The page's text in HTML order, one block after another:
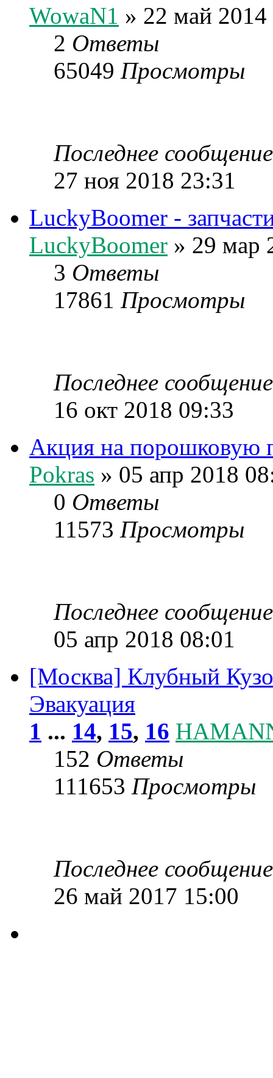
WowaN1 » 22 май
2 Ответы
65049 Просмотры
Последнее
27 ноя 2018 23:31
LuckyBoomer -
LuckyBoomer » 29 мар
3 Ответы
17861 Просмотры
Последнее
16 окт 2018 09:33
Акция на порошковую
Pokras » 05 апр 2018
0 Ответы
11573 Просмотры
Последнее
05 апр 2018 08:01
[Москва] Клубный
Эвакуация
1 ... 14, 15, 16
152 Ответы
111653 Просмотры
Последнее
26 май 2017 15:00